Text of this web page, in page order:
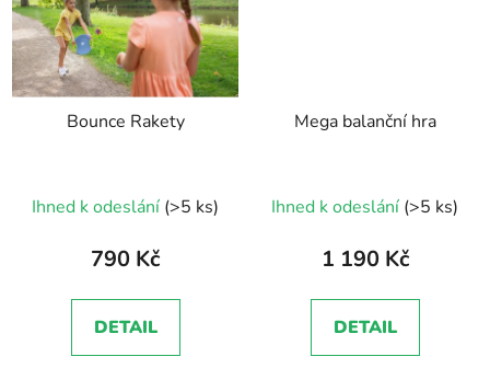
Bounce Rakety
Ihned k odeslání (>5 ks)
790 Kč
DETAIL
Mega balanční hra
hodnocení
produktu
5,0
z
Ihned k odeslání (>5 ks)
1 190 Kč
DETAIL